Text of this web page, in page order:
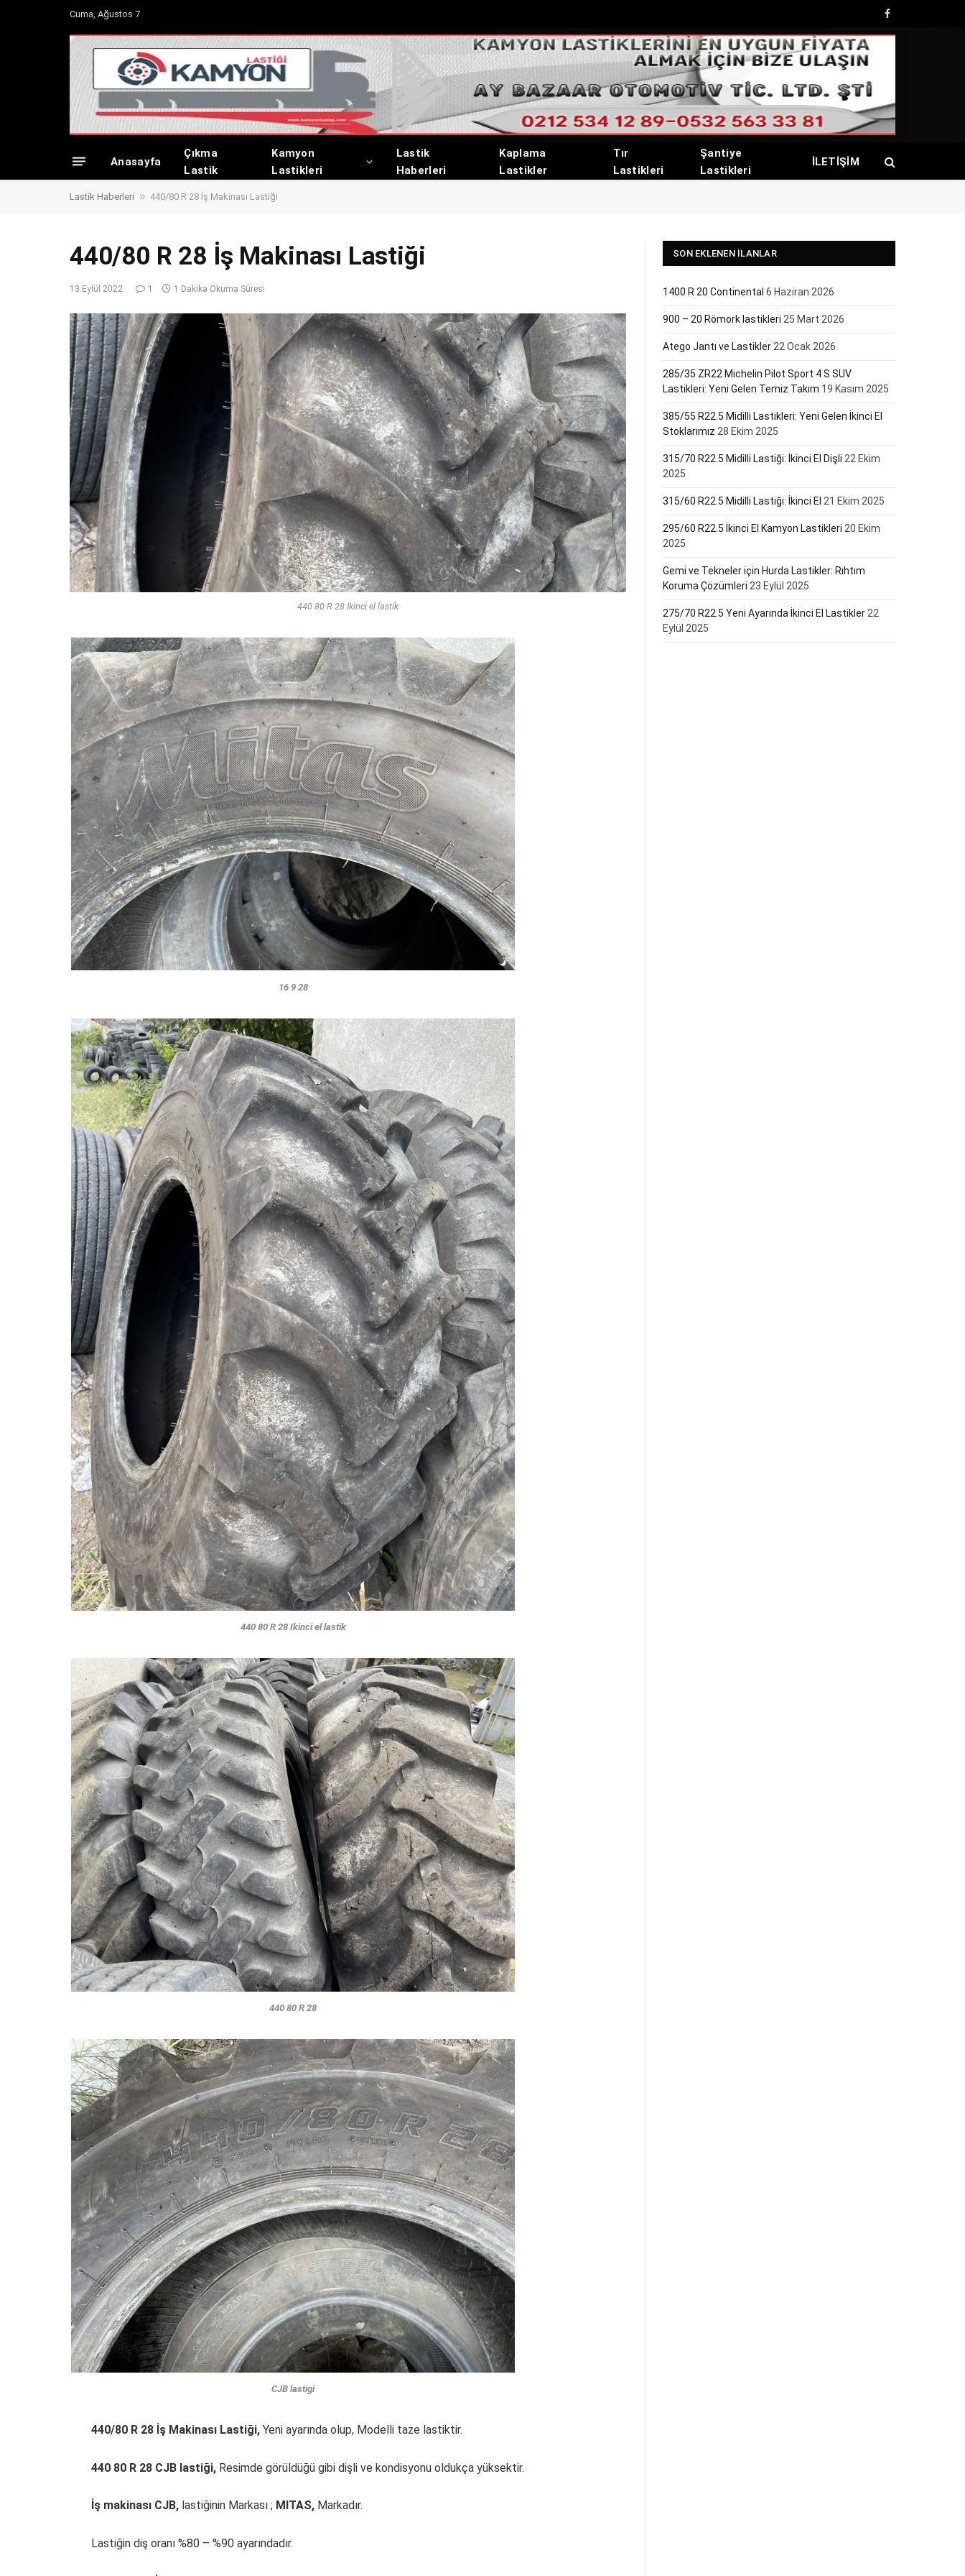
Cuma, Ağustos 7
Facebook
Anasayfa
Çıkma
Lastik
Kamyon
Lastikleri
Lastik
Haberleri
Kaplama
Lastikler
Tır
Lastikleri
Şantiye
Lastikleri
İLETİŞİM
Lastik Haberleri » 440/80 R 28 İş Makinası Lastiği
440/80 R 28 İş Makinası Lastiği
13 Eylül 2022 1 1 Dakika Okuma Süresi
440 80 R 28 Ikinci el lastik
16 9 28
440 80 R 28 Ikinci el lastik
440 80 R 28
CJB lastigi
440/80 R 28 İş Makinası Lastiği, Yeni ayarında olup, Modelli taze lastiktir.
440 80 R 28 CJB lastiği, Resimde görüldüğü gibi dişli ve kondisyonu oldukça yüksektir.
İş makinası CJB, lastiğinin Markası ; MITAS, Markadır.
Lastiğin diş oranı %80 – %90 ayarındadır.
SON EKLENEN İLANLAR
1400 R 20 Continental 6 Haziran 2026
900 – 20 Römork lastikleri 25 Mart 2026
Atego Jantı ve Lastikler 22 Ocak 2026
285/35 ZR22 Michelin Pilot Sport 4 S SUV
Lastikleri: Yeni Gelen Temiz Takım 19 Kasım 2025
385/55 R22.5 Midilli Lastikleri: Yeni Gelen İkinci El
Stoklarımız 28 Ekim 2025
315/70 R22.5 Midilli Lastiği: İkinci El Dişli 22 Ekim
2025
315/60 R22.5 Midilli Lastiği: İkinci El 21 Ekim 2025
295/60 R22.5 İkinci El Kamyon Lastikleri 20 Ekim
2025
Gemi ve Tekneler için Hurda Lastikler: Rıhtım
Koruma Çözümleri 23 Eylül 2025
275/70 R22.5 Yeni Ayarında İkinci El Lastikler 22
Eylül 2025